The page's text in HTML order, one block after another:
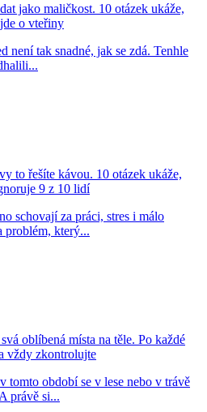
jako maličkost. 10 otázek ukáže,
o vteřiny
není tak snadné, jak se zdá. Tenhle
to řešíte kávou. 10 otázek ukáže,
9 z 10 lidí
schovají za práci, stres i málo
problém, který...
oblíbená místa na těle. Po každé
vždy zkontrolujte
tomto období se v lese nebo v trávě
právě si...